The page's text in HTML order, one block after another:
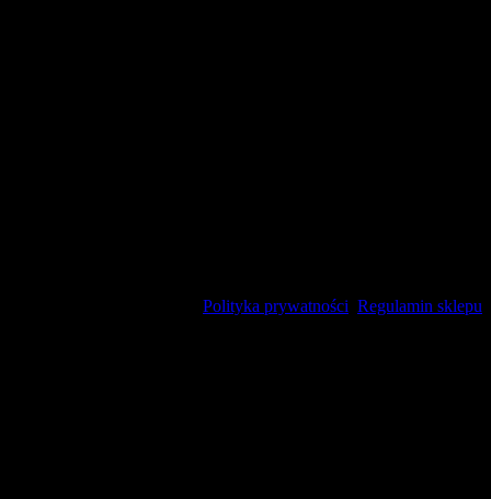
Polityka prywatności Regulamin sklepu